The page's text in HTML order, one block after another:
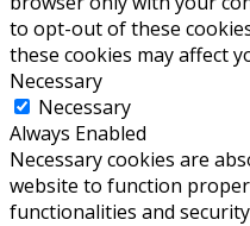
to opt-out of these
these cookies may affect
Necessary
Necessary
Always Enabled
Necessary cookies are
website to function
functionalities and